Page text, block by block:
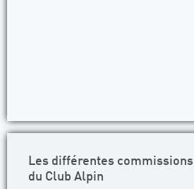
Les différentes commissions
du Club Alpin